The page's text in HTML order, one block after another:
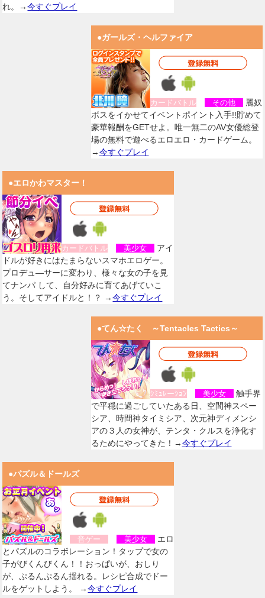
れ。→今すぐプレイ
●ガールズ・ヘルファイア
カードバトル その他
麗奴
ボスをイかせてイベントポイント入手!!貯めて
豪華報酬をGETせよ。唯一無二のAV女優総登
場の無料で遊べるエロエロ・カードゲーム。
→今すぐプレイ
●エロかわマスター！
カードバトル 美少女
アイ
ドルが好きにはたまらないスマホエロゲー。
プロデュ―サーに変わり、様々な女の子を見
てナンパ して、自分好みに育てあげていこ
う。そしてアイドルと！？ →今すぐプレイ
●てん☆たく ～Tentacles Tactics～
ｼﾐｭﾚーｼｮﾝ 美少女
触手界
で平穏に過ごしていたある日、空間神スペー
シア、時間神タイミシア、次元神ディメンシ
アの３人の女神が、テンタ・クルスを浄化す
るためにやってきた！→今すぐプレイ
●パズル＆ドールズ
音ゲー 美少女
エロ
とパズルのコラボレーション！タップで女の
子がびくんびくん！！おっぱいが、おしり
が、ぷるんぷるん揺れる。レシピ合成でドー
ルをゲットしよう。 →今すぐプレイ